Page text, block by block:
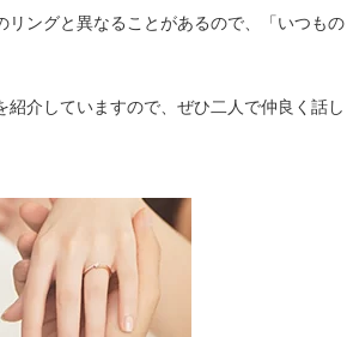
ングと異なることがあるので、「いつもの
介していますので、ぜひ二人で仲良く話し